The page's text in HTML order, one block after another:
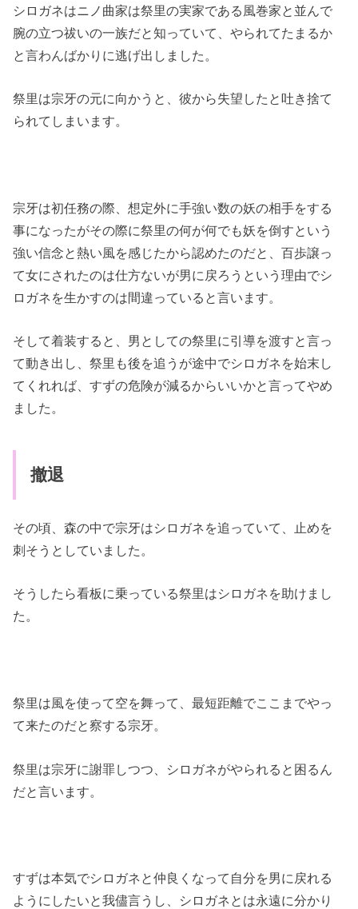
シロガネはニノ曲家は祭里の実家である風巻家と並んで
腕の立つ祓いの一族だと知っていて、やられてたまるか
と言わんばかりに逃げ出しました。
祭里は宗牙の元に向かうと、彼から失望したと吐き捨て
られてしまいます。
宗牙は初任務の際、想定外に手強い数の妖の相手をする
事になったがその際に祭里の何が何でも妖を倒すという
強い信念と熱い風を感じたから認めたのだと、百歩譲っ
て女にされたのは仕方ないが男に戻ろうという理由でシ
ロガネを生かすのは間違っていると言います。
そして着装すると、男としての祭里に引導を渡すと言っ
て動き出し、祭里も後を追うが途中でシロガネを始末し
てくれれば、すずの危険が減るからいいかと言ってやめ
ました。
撤退
その頃、森の中で宗牙はシロガネを追っていて、止めを
刺そうとしていました。
そうしたら看板に乗っている祭里はシロガネを助けまし
た。
祭里は風を使って空を舞って、最短距離でここまでやっ
て来たのだと察する宗牙。
祭里は宗牙に謝罪しつつ、シロガネがやられると困るん
だと言います。
すずは本気でシロガネと仲良くなって自分を男に戻れる
ようにしたいと我儘言うし、シロガネとは永遠に分かり